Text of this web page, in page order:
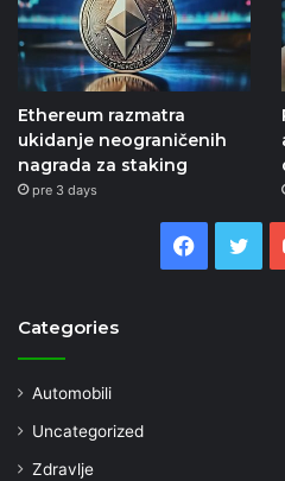
Ethereum razmatra
ukidanje neograničenih
nagrada za staking
pre 3 days
Categories
Automobili
Uncategorized
Zdravlje